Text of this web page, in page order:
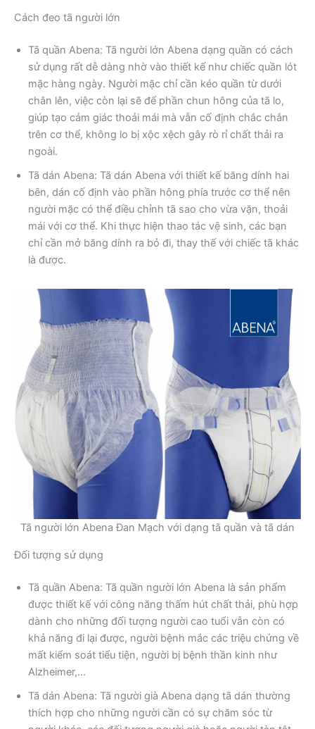
Cách đeo tã người lớn
Tã quần Abena: Tã người lớn Abena dạng quần có cách
sử dụng rất dễ dàng nhờ vào thiết kế như chiếc quần lót
mặc hàng ngày. Người mặc chỉ cần kéo quần từ dưới
chân lên, việc còn lại sẽ để phần chun hông của tã lo,
giúp tạo cảm giác thoải mái mà vẫn cố định chắc chắn
trên cơ thể, không lo bị xộc xệch gây rò rỉ chất thải ra
ngoài.
Tã dán Abena: Tã dán Abena với thiết kế băng dính hai
bên, dán cố định vào phần hông phía trước cơ thể nên
người mặc có thể điều chỉnh tã sao cho vừa vặn, thoải
mái với cơ thể. Khi thực hiện thao tác vệ sinh, các bạn
chỉ cần mở băng dính ra bỏ đi, thay thế với chiếc tã khác
là được.
Tã người lớn Abena Đan Mạch với dạng tã quần và tã dán
Đối tượng sử dụng
Tã quần Abena: Tã quần người lớn Abena là sản phẩm
được thiết kế với công năng thấm hút chất thải, phù hợp
dành cho những đối tượng người cao tuổi vẫn còn có
khả năng đi lại được, người bệnh mắc các triệu chứng về
mất kiểm soát tiểu tiện, người bị bệnh thần kinh như
Alzheimer,…
Tã dán Abena: Tã người già Abena dạng tã dán thường
thích hợp cho những người cần có sự chăm sóc từ